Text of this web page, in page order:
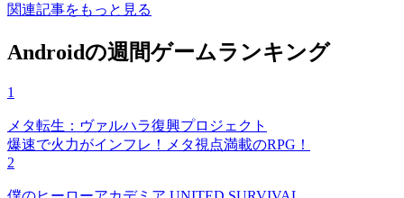
関連記事をもっと見る
Androidの週間ゲームランキング
1
メタ転生：ヴァルハラ復興プロジェクト
爆速で火力がインフレ！メタ視点満載のRPG！
2